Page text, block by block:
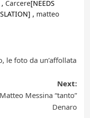
Carcere[NEEDS
, matteo
le foto da un’affollata
Next:
Messina “tanto”
Denaro